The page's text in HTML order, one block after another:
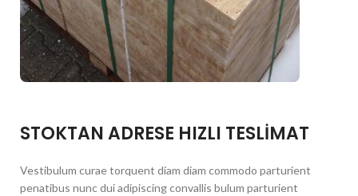
STOKTAN ADRESE HIZLI TESLİMAT
Vestibulum curae torquent diam diam commodo parturient
penatibus nunc dui adipiscing convallis bulum parturient